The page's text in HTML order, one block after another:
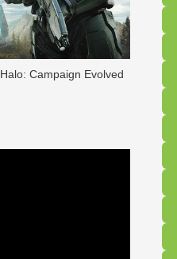
Halo: Campaign Evolved